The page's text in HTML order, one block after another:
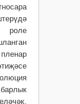
роле